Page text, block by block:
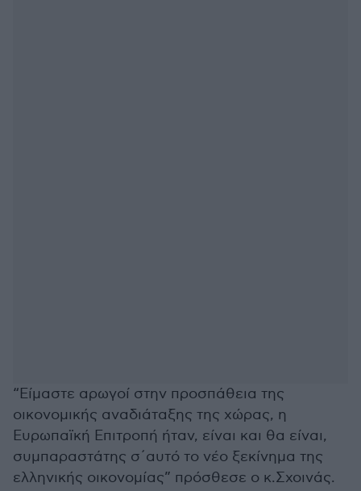
“Είμαστε αρωγοί στην προσπάθεια της
οικονομικής αναδιάταξης της χώρας, η
Ευρωπαϊκή Επιτροπή ήταν, είναι και θα είναι,
συμπαραστάτης σ΄αυτό το νέο ξεκίνημα της
ελληνικής οικονομίας” πρόσθεσε ο κ.Σχοινάς.